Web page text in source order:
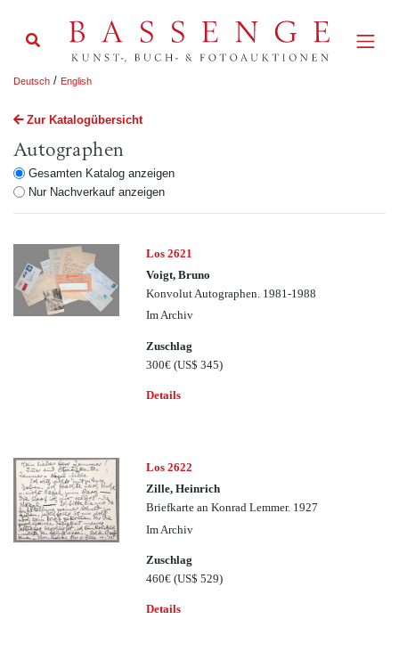
Deutsch / English
Zur Katalogübersicht
Autographen
Gesamten Katalog anzeigen
Nur Nachverkauf anzeigen
Los 2621
Voigt, Bruno
Konvolut Autographen. 1981-1988
Im Archiv
Zuschlag
300€(US$ 345)
Details
Los 2622
Zille, Heinrich
Briefkarte an Konrad Lemmer. 1927
Im Archiv
Zuschlag
460€(US$ 529)
Details